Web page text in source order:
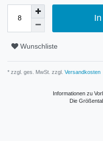
Wunschliste
* zzgl. ges. MwSt. zzgl. Versandkosten
Informationen zu
Die